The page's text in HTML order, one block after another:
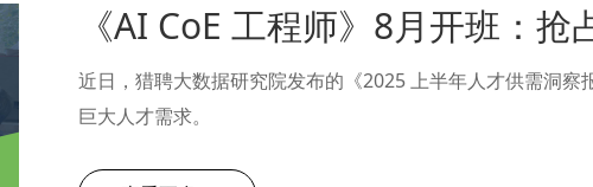
《AI CoE 工程师》8月开班：抢
近日，猎聘大数据研究院发布的《2025 上半年人才供需洞
巨大人才需求。